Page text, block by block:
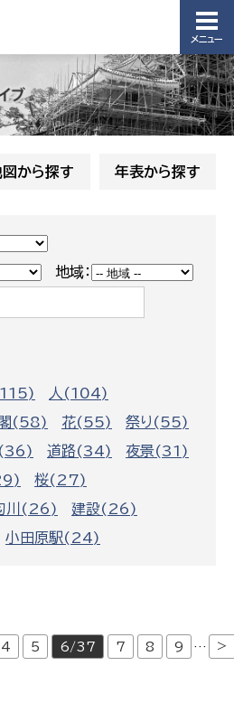
メニュー
図から探す 年表から探す
地域：
人(104)
(58) 花(55)
祭り(55)
(36) 道路(34)
夜景(31)
桜(27)
川(26)
建設(26)
小田原駅(24)
4 5 6/37 7 8 9 … >